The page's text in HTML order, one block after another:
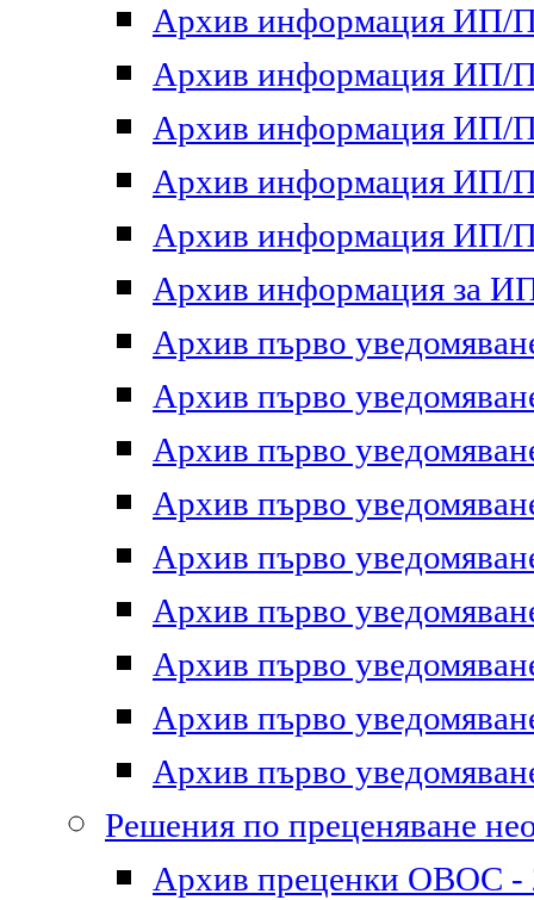
Архив информация ИП/
Архив информация ИП/
Архив информация ИП/
Архив информация ИП/
Архив информация ИП/
Архив информация за
Архив първо
Архив първо
Архив първо
Архив първо
Архив първо
Архив първо
Архив първо
Архив първо
Архив първо
Решения по преценяване
Архив преценки ОВОС -